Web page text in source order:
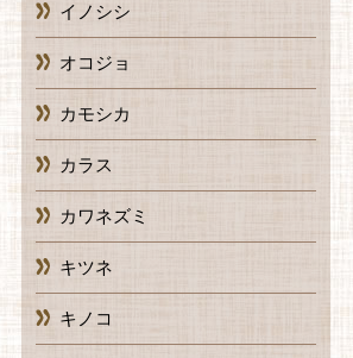
イノシシ
オコジョ
カモシカ
カラス
カワネズミ
キツネ
キノコ